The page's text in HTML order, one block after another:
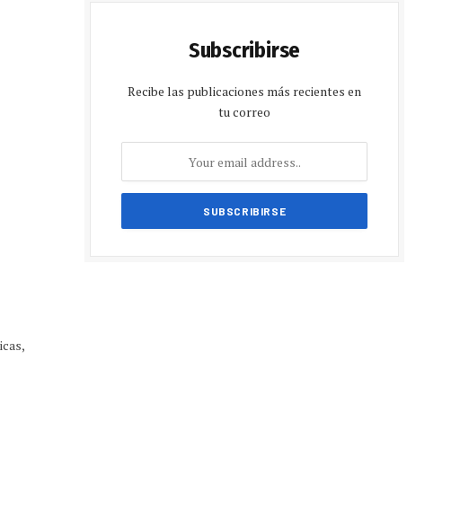
Subscribirse
Recibe las publicaciones más recientes en
tu correo